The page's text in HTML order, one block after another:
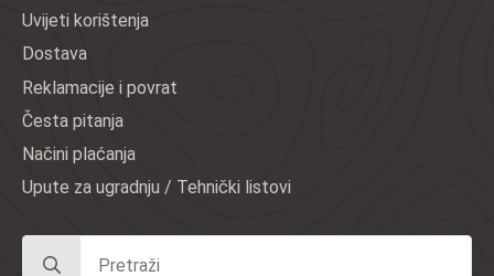
Uvijeti korištenja
Dostava
Reklamacije i povrat
Česta pitanja
Načini plaćanja
Upute za ugradnju / Tehnički listovi
for: